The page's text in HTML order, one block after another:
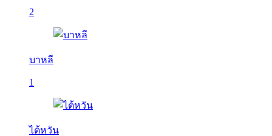
2
บาหลี
1
ไต้หวัน